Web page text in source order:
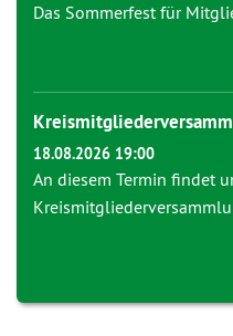
Das Sommerfest für
18.08.2026 19:00
An diesem Termin findet